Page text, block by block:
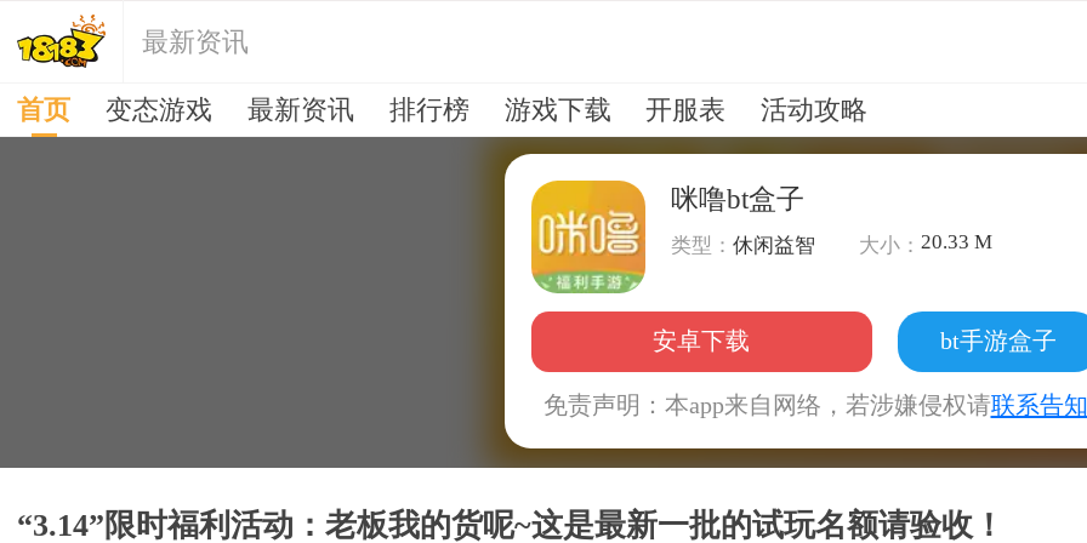
最新资讯
首页 变态游戏 最新资讯 排行榜 游戏下载 开服表 活动攻略
咪噜bt盒子
类型：休闲益智 大小：20.33 M
安卓下载 bt手游盒子
免责声明：本app来自网络，若涉嫌侵权请联系告知
“3.14”限时福利活动：老板我的货呢~这是最新一批的试玩名额请验收！